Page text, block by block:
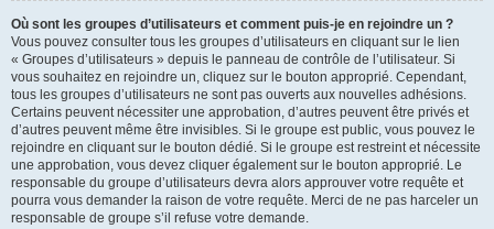
Où sont les groupes d’utilisateurs et comment puis-je en rejoindre un ?
Vous pouvez consulter tous les groupes d’utilisateurs en cliquant sur le lien
« Groupes d’utilisateurs » depuis le panneau de contrôle de l’utilisateur. Si
vous souhaitez en rejoindre un, cliquez sur le bouton approprié. Cependant,
tous les groupes d’utilisateurs ne sont pas ouverts aux nouvelles adhésions.
Certains peuvent nécessiter une approbation, d’autres peuvent être privés et
d’autres peuvent même être invisibles. Si le groupe est public, vous pouvez le
rejoindre en cliquant sur le bouton dédié. Si le groupe est restreint et nécessite
une approbation, vous devez cliquer également sur le bouton approprié. Le
responsable du groupe d’utilisateurs devra alors approuver votre requête et
pourra vous demander la raison de votre requête. Merci de ne pas harceler un
responsable de groupe s’il refuse votre demande.